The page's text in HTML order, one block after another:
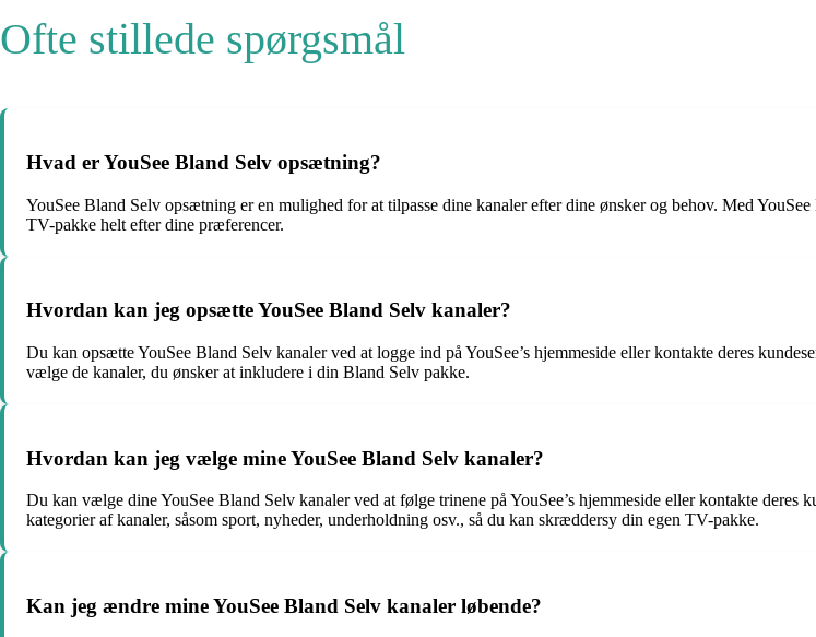
Ofte stillede spørgsmål
Hvad er YouSee Bland Selv opsætning?
YouSee Bland Selv opsætning er en mulighed for at tilpasse dine kanaler efter dine ønsker og behov. Med
TV-pakke helt efter dine præferencer.
Hvordan kan jeg opsætte YouSee Bland Selv kanaler?
Du kan opsætte YouSee Bland Selv kanaler ved at logge ind på YouSee’s hjemmeside eller kontakte deres
vælge de kanaler, du ønsker at inkludere i din Bland Selv pakke.
Hvordan kan jeg vælge mine YouSee Bland Selv kanaler?
Du kan vælge dine YouSee Bland Selv kanaler ved at følge trinene på YouSee’s hjemmeside eller kontakte
kategorier af kanaler, såsom sport, nyheder, underholdning osv., så du kan skræddersy din egen TV-pakke.
Kan jeg ændre mine YouSee Bland Selv kanaler løbende?